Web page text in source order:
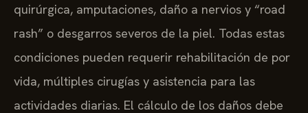
quirúrgica, amputaciones, daño a nervios y “road
rash” o desgarros severos de la piel. Todas estas
condiciones pueden requerir rehabilitación de por
vida, múltiples cirugías y asistencia para las
actividades diarias. El cálculo de los daños debe